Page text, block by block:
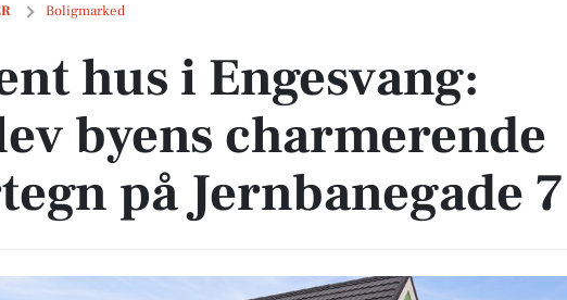
Boligmarked
hus i Engesvang: Oplev byens charmerende vartegn på Jernbanegade 7
hus i Engesvang:
byens charmerende
på Jernbanegade 7